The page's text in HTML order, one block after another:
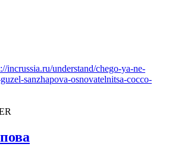
incrussia.ru/understand/chego-ya-ne-
sanzhapova-osnovatelnitsa-cocco-